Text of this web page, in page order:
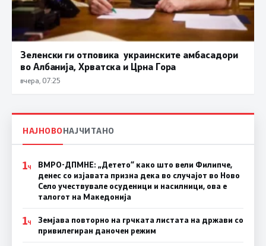
Зеленски ги отповика украинските амбасадори
во Албанија, Хрватска и Црна Гора
вчера, 07:25
НАЈНОВОНАЈЧИТАНО
1Ч
ВМРО-ДПМНЕ: „Детето“ како што вели Филипче,
денес со изјавата призна дека во случајот во Ново
Село учествувале осуденици и насилници, ова е
талогот на Македонија
1Ч
Земјава повторно на грчката листата на држави со
привилегиран даночен режим